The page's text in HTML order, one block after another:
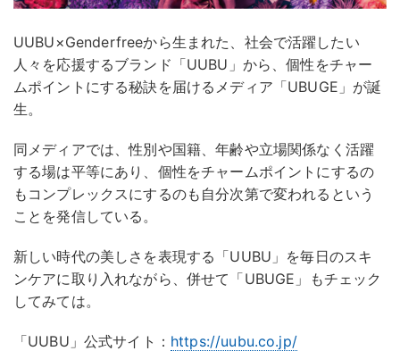
UUBU×Genderfreeから生まれた、社会で活躍したい
人々を応援するブランド「UUBU」から、個性をチャー
ムポイントにする秘訣を届けるメディア「UBUGE」が誕
生。
同メディアでは、性別や国籍、年齢や立場関係なく活躍
する場は平等にあり、個性をチャームポイントにするの
もコンプレックスにするのも自分次第で変われるという
ことを発信している。
新しい時代の美しさを表現する「UUBU」を毎日のスキ
ンケアに取り入れながら、併せて「UBUGE」もチェック
してみては。
「UUBU」公式サイト： https://uubu.co.jp/